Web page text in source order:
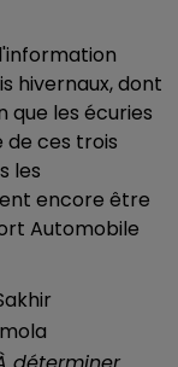
hivernaux, dont
que les écuries
de ces trois
les
encore être
Automobile